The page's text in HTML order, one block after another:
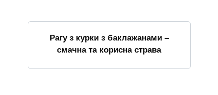
Рагу з курки з баклажанами –
смачна та корисна страва